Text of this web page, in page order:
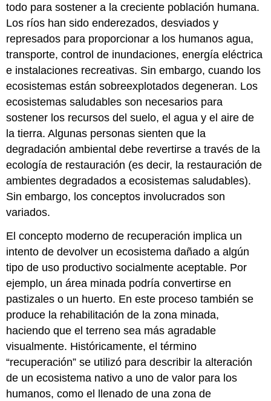
todo para sostener a la creciente población humana.
Los ríos han sido enderezados, desviados y
represados para proporcionar a los humanos agua,
transporte, control de inundaciones, energía eléctrica
e instalaciones recreativas. Sin embargo, cuando los
ecosistemas están sobreexplotados degeneran. Los
ecosistemas saludables son necesarios para
sostener los recursos del suelo, el agua y el aire de
la tierra. Algunas personas sienten que la
degradación ambiental debe revertirse a través de la
ecología de restauración (es decir, la restauración de
ambientes degradados a ecosistemas saludables).
Sin embargo, los conceptos involucrados son
variados.
El concepto moderno de recuperación implica un
intento de devolver un ecosistema dañado a algún
tipo de uso productivo socialmente aceptable. Por
ejemplo, un área minada podría convertirse en
pastizales o un huerto. En este proceso también se
produce la rehabilitación de la zona minada,
haciendo que el terreno sea más agradable
visualmente. Históricamente, el término
“recuperación” se utilizó para describir la alteración
de un ecosistema nativo a uno de valor para los
humanos, como el llenado de una zona de